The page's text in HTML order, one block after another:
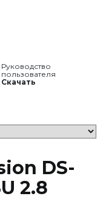
Руководство
пользователя
Скачать
DS-
2.8